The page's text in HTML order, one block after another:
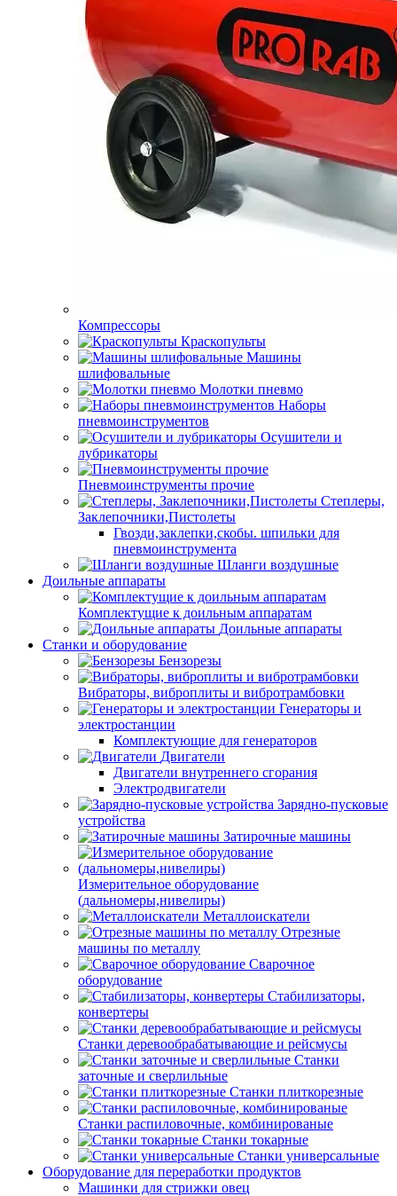
Компрессоры
Краскопульты
Машины
шлифовальные
Молотки пневмо
Наборы
пневмоинструментов
Осушители и
лубрикаторы
Пневмоинструменты прочие
Степлеры,
Заклепочники,Пистолеты
Гвозди,заклепки,скобы. шпильки для
пневмоинструмента
Шланги воздушные
Доильные аппараты
Комплектущие к доильным аппаратам
Доильные аппараты
Станки и оборудование
Бензорезы
Вибраторы, виброплиты и вибротрамбовки
Генераторы и
электростанции
Комплектующие для генераторов
Двигатели
Двигатели внутреннего сгорания
Электродвигатели
Зарядно-пусковые
устройства
Затирочные машины
Измерительное оборудование
(дальномеры,нивелиры)
Металлоискатели
Отрезные
машины по металлу
Сварочное
оборудование
Стабилизаторы,
конвертеры
Станки деревообрабатывающие и рейсмусы
Станки
заточные и сверлильные
Станки плиткорезные
Станки распиловочные, комбинированые
Станки токарные
Станки универсальные
Оборудование для переработки продуктов
Машинки для стрижки овец